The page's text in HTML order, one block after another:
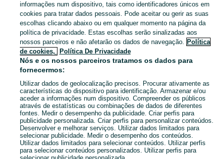
Descubra os anúncios classificados gratuitos em Lanhoso no OLX Portugal. Desde empregos a serviços e produtos, encontre tudo o que precisa localmente. Mostrar
Mapa do site
Mapa das freguesias
Mapa de mini-sites
Pesquisas populares
informações num dispositivo, tais como identificadores únicos em
cookies para tratar dados pessoais. Pode aceitar ou gerir as suas
escolhas clicando abaixo ou em qualquer momento na página da
política de privacidade. Estas escolhas serão sinalizadas aos
nossos parceiros e não afetarão os dados de navegação. Política
de cookies,
Política De Privacidade
Nós e os nossos parceiros tratamos os dados para
fornecermos:
Utilizar dados de geolocalização precisos. Procurar ativamente as
características do dispositivo para identificação. Armazenar e/ou
aceder a informações num dispositivo. Compreender os públicos
através de estatísticas ou combinações de dados de diferentes
fontes. Medir o desempenho da publicidade. Criar perfis para
publicidade personalizada. Criar perfis para personalizar conteúdos.
Desenvolver e melhorar serviços. Utilizar dados limitados para
selecionar publicidade. Medir o desempenho dos conteúdos.
Utilizar dados limitados para selecionar conteúdos. Utilizar perfis
para selecionar conteúdos personalizados. Utilizar perfis para